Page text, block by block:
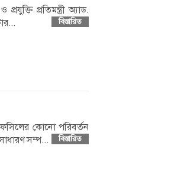
প্রতিমন্ত্রী অ্যাড.
বিস্তারিত
কোনো পরিবর্তন
সম্প...
বিস্তারিত